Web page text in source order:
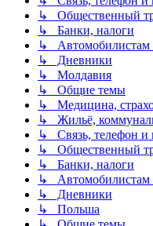
↳ Общественный
↳ Банки, налоги
↳ Автомобилистам
↳ Дневники
↳ Молдавия
↳ Общие темы
↳ Медицина,
↳ Жильё,
↳ Связь, телефон и
↳ Общественный
↳ Банки, налоги
↳ Автомобилистам
↳ Дневники
↳ Польша